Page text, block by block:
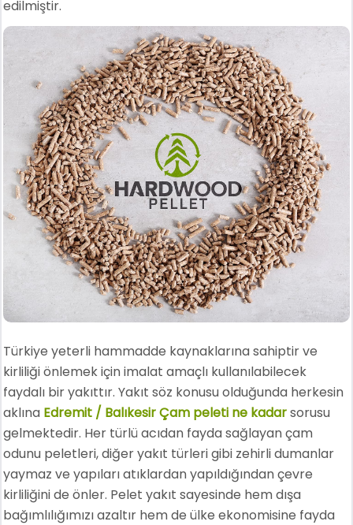
edilmiştir.
Türkiye yeterli hammadde kaynaklarına sahiptir ve
kirliliği önlemek için imalat amaçlı kullanılabilecek
faydalı bir yakıttır. Yakıt söz konusu olduğunda herkesin
aklına Edremit / Balıkesir Çam peleti ne kadarsorusu
gelmektedir. Her türlü acıdan fayda sağlayan çam
odunu peletleri, diğer yakıt türleri gibi zehirli dumanlar
yaymaz ve yapıları atıklardan yapıldığından çevre
kirliliğini de önler. Pelet yakıt sayesinde hem dışa
bağımlılığımızı azaltır hem de ülke ekonomisine fayda